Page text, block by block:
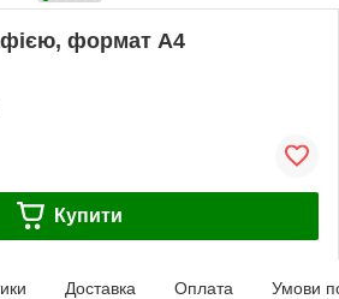
формат А4
Купити
Доставка Оплата Умови